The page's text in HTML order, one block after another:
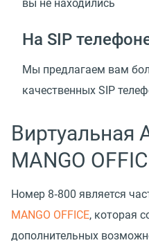
вы не находились
На SIP
Мы предлагаем вам
качественных SIP
Виртуальная
MANGO
Номер 8‑800 является
MANGO OFFICE, которая
дополнительных